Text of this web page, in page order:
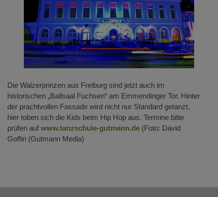
Die Walzerprinzen aus Freiburg sind jetzt auch im
historischen „Ballsaal Fuchsen“ am Emmendinger Tor. Hinter
der prachtvollen Fassade wird nicht nur Standard getanzt,
hier toben sich die Kids beim Hip Hop aus. Termine bitte
prüfen auf www.tanzschule-gutmann.de (Foto: David
Goffin (Gutmann Media)